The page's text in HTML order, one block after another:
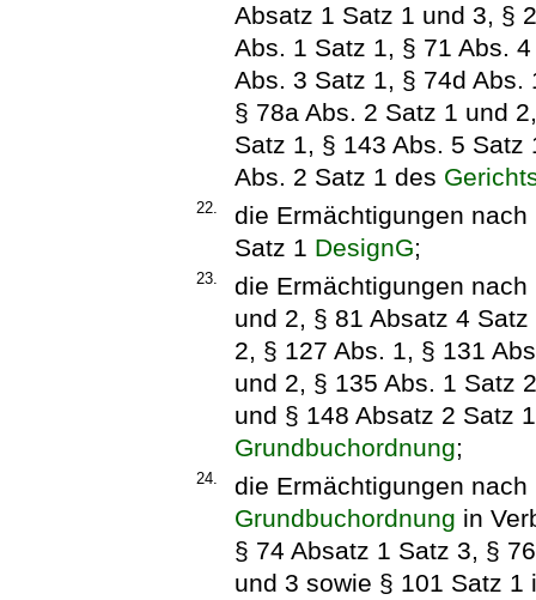
Absatz 1 Satz 1 und 3, §
Abs. 1 Satz 1, § 71 Abs.
Abs. 3 Satz 1, § 74d Abs.
§ 78a Abs. 2 Satz 1 und
Satz 1, § 143 Abs. 5
Abs. 2 Satz 1 des
22.
die Ermächtigungen
Satz 1 DesignG;
23.
die Ermächtigungen
und 2, § 81 Absatz 4
2, § 127 Abs. 1, § 131
und 2, § 135 Abs. 1 Satz
und § 148 Absatz 2 Satz
Grundbuchordnung;
24.
die Ermächtigungen
Grundbuchordnung in
§ 74 Absatz 1 Satz 3, §
und 3 sowie § 101 Satz 1